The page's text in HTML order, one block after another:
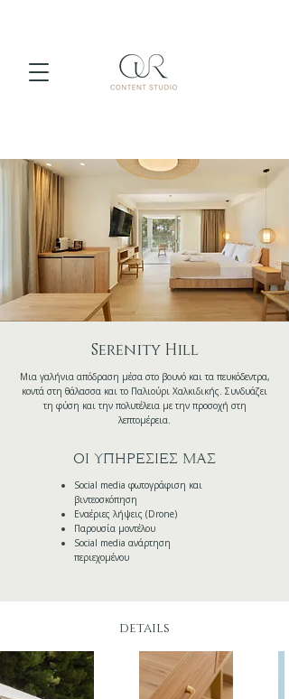
Serenity Hill
Μια γαλήνια απόδραση μέσα στο βουνό και τα πευκόδεντρα,
κοντά στη θάλασσα και το Παλιούρι Χαλκιδικής. Συνδυάζει
τη φύση και την πολυτέλεια με την προσοχή στη
λεπτομέρεια.
ΟΙ ΥΠΗΡΕΣΙΕΣ ΜΑΣ
​​Social media φωτογράφιση και
βιντεοσκόπηση
Εναέριες λήψεις (Drone)
Παρουσία μοντέλου
Social media ανάρτηση
περιεχομένου
details